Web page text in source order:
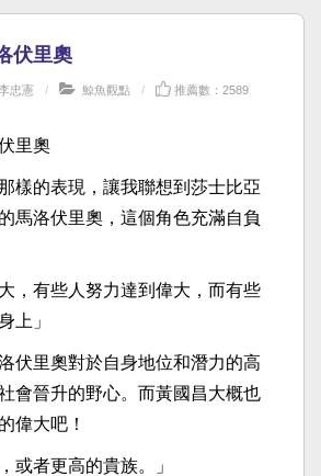
伏里奧
忠憲 鯨魚觀點 推薦數：2589
里奧
樣的表現，讓我聯想到莎士比亞
馬洛伏里奧，這個角色充滿自負
，有些人努力達到偉大，而有些
上」
伏里奧對於自身地位和潛力的高
會晉升的野心。而黃國昌大概也
偉大吧！
或者更高的貴族。」